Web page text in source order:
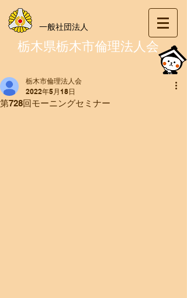
一般社団法人
栃木県栃木市倫理法人会
第728回モーニングセミナー
栃木市倫理法人会
2022年5月18日